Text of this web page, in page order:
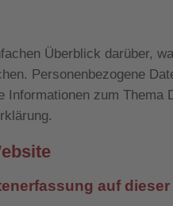
Überblick darüber,
Personenbezogene
zum Thema
auf dieser